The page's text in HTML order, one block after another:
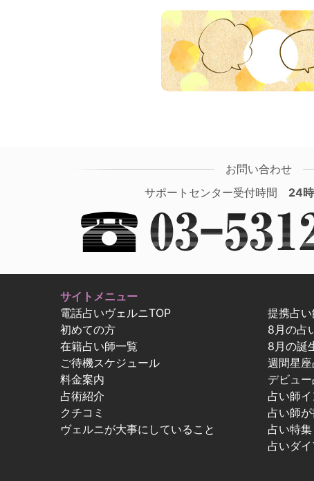
お問い合わせ
サポートセンター受付時間 24
サイトメニュー
電話占いヴェルニTOP
初めての方
在籍占い師一覧
ご待機スケジュール
料金案内
占術紹介
クチコミ
ヴェルニが大事にしていること
提携占
8月の占
8月の誕
週間星
デビュ
占い師
占い師
占い特集
占いダ